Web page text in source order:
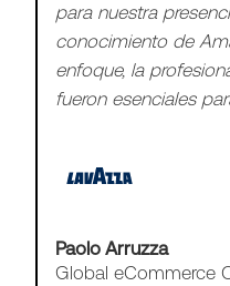
para nuestra
conocimiento de
enfoque, la
fueron esenciales
Paolo Arruzza
Global eCommerce